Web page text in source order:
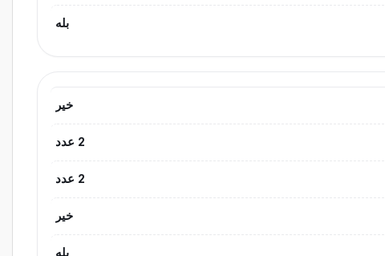
بله
خیر
2 عدد
2 عدد
خیر
بله